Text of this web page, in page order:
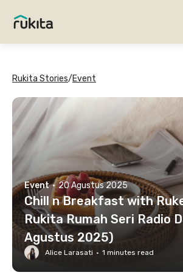
Rukita Stories/Event
Event · 20 Agustus 2025
Chill n Breakfast with
Rukita Rumah Seri Radio
Agustus 2025)
Alice Larasati · 1 minutes read